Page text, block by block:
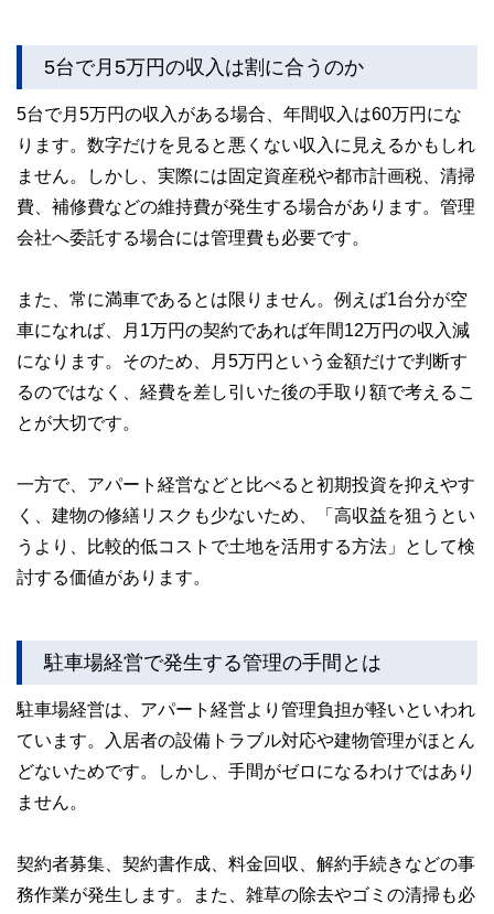
5台で月5万円の収入は割に合うのか
5台で月5万円の収入がある場合、年間収入は60万円にな
ります。数字だけを見ると悪くない収入に見えるかもしれ
ません。しかし、実際には固定資産税や都市計画税、清掃
費、補修費などの維持費が発生する場合があります。管理
会社へ委託する場合には管理費も必要です。
また、常に満車であるとは限りません。例えば1台分が空
車になれば、月1万円の契約であれば年間12万円の収入減
になります。そのため、月5万円という金額だけで判断す
るのではなく、経費を差し引いた後の手取り額で考えるこ
とが大切です。
一方で、アパート経営などと比べると初期投資を抑えやす
く、建物の修繕リスクも少ないため、「高収益を狙うとい
うより、比較的低コストで土地を活用する方法」として検
討する価値があります。
駐車場経営で発生する管理の手間とは
駐車場経営は、アパート経営より管理負担が軽いといわれ
ています。入居者の設備トラブル対応や建物管理がほとん
どないためです。しかし、手間がゼロになるわけではあり
ません。
契約者募集、契約書作成、料金回収、解約手続きなどの事
務作業が発生します。また、雑草の除去やゴミの清掃も必